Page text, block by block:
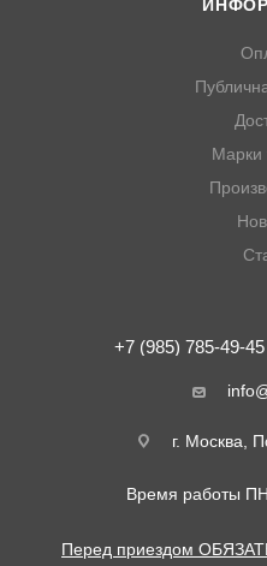
Марки
+7 (985) 785-49-45
г. Москва,
Время работы
Перед приездом